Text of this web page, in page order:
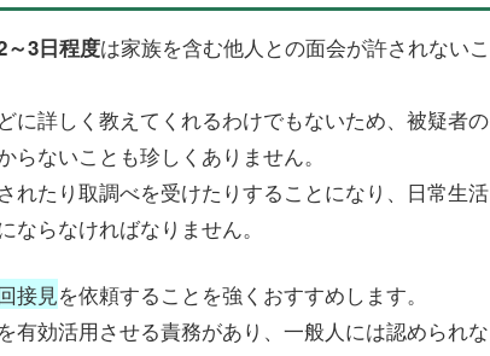
～3日程度は家族を含む他人との面会が許されないこ
に詳しく教えてくれるわけでもないため、被疑者の
ないことも珍しくありません。
れたり取調べを受けたりすることになり、日常生活
らなければなりません。
接見を依頼することを強くおすすめします。
有効活用させる責務があり、一般人には認められな